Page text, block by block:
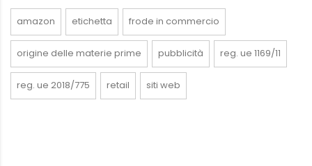
amazon etichetta frode in commercio
origine delle materie prime pubblicità reg. ue 1169/11
reg. ue 2018/775 retail siti web